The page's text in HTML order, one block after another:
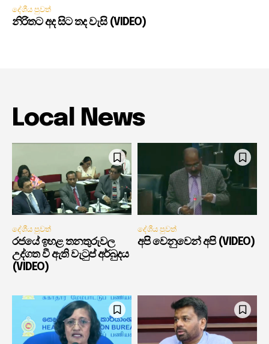
දේශීය පුවත්
නිරිතට අද සිට තද වැසි (VIDEO)
Local News
දේශීය පුවත්
රජයේ ඉහළ තනතුරුවල
උද්ගත වී ඇති වැටුප් අර්බුදය
(VIDEO)
දේශීය පුවත්
අපි වෙනුවෙන් අපි (VIDEO)